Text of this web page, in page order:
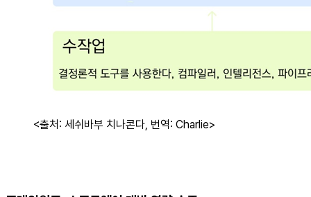
<출처: 세쉬바부 치나콘다, 번역: Charlie>